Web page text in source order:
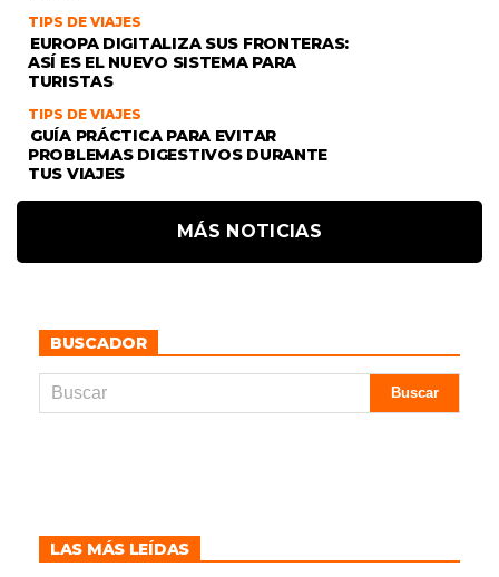
TIPS DE VIAJES
EUROPA DIGITALIZA SUS FRONTERAS:
ASÍ ES EL NUEVO SISTEMA PARA
TURISTAS
TIPS DE VIAJES
GUÍA PRÁCTICA PARA EVITAR
PROBLEMAS DIGESTIVOS DURANTE
TUS VIAJES
MÁS NOTICIAS
BUSCADOR
LAS MÁS LEÍDAS